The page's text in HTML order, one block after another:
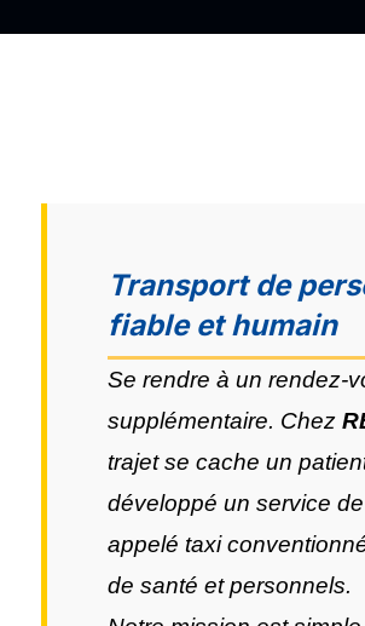
Transport de
fiable et humain
Se rendre à un rendez-
supplémentaire. Chez
trajet se cache un
développé un service de
appelé taxi
de santé et personnels.